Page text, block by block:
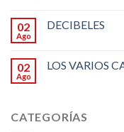
02
Ago
DECIBELES
02
Ago
LOS VARIOS
CATEGORÍAS